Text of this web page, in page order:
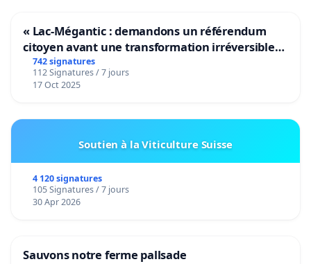
« Lac-Mégantic : demandons un référendum
citoyen avant une transformation irréversible
de notre territoire »
742 signatures
112 Signatures / 7 jours
17 Oct 2025
Soutien à la Viticulture Suisse
4 120 signatures
105 Signatures / 7 jours
30 Apr 2026
Sauvons notre ferme pallsade